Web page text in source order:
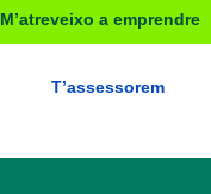
M’atreveixo a emprendre
T’assessorem